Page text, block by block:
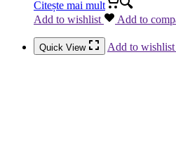
Citește mai mult
Add to wishlist
Add to
Quick View Add to wishlist